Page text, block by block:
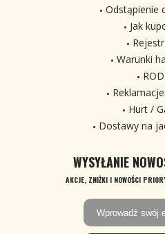
Odstąpienie
Jak
Warunki
Hurt /
Dostawy na
WYSYŁANIE
AKCJE, ZNIŻKI I NOWOŚCI